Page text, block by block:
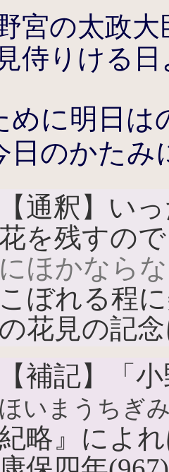
宮の太政
侍りける
めに明日は
日のかたみ
【通釈】い
花を残すの
にほかなら
こぼれる程
の花見の記
【補記】「
ほいまうちぎ
略』によ